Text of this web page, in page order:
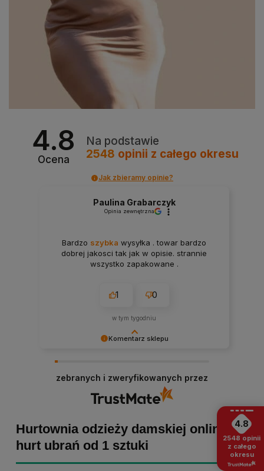
4.8
Ocena
Na podstawie
2548 opinii z całego okresu
Jak zbieramy opinie?
Komentarz sklepu
skrzydeł, dlatego tym bardziej cieszymy się, że
zakup przebiegł pomyślnie. Obiecujemy
utrzymać dobrą passę - zapraszamy ponownie! :)
Paulina Grabarczyk
Opinia zewnętrzna
Bardzo szybka wysyłka . towar bardzo
dobrej jakosci tak jak w opisie. strannie
wszystko zapakowane .
1 0
w tym tygodniu
zebranych i zweryfikowanych przez
Hurtownia odzieży damskiej online -
hurt ubrań od 1 sztuki
4.8
2548 opinii
z całego
okresu